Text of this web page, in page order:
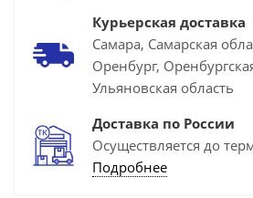
Курьерская доставка
Самара, Самарская
Оренбург,
Ульяновская область
Доставка по России
Осуществляется до
Подробнее